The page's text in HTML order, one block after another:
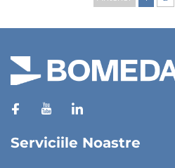
Serviciile Noastre